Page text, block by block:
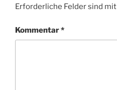
Erforderliche Felder sind mit
Kommentar*